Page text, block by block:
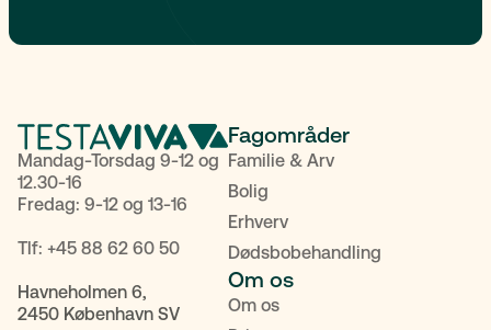
Mandag-Torsdag 9-12 og
12.30-16
Fredag: 9-12 og 13-16
Tlf: +45 88 62 60 50
Havneholmen 6,
2450 København SV
Fagområder
Familie & Arv
Bolig
Erhverv
Dødsbobehandling
Om os
Om os